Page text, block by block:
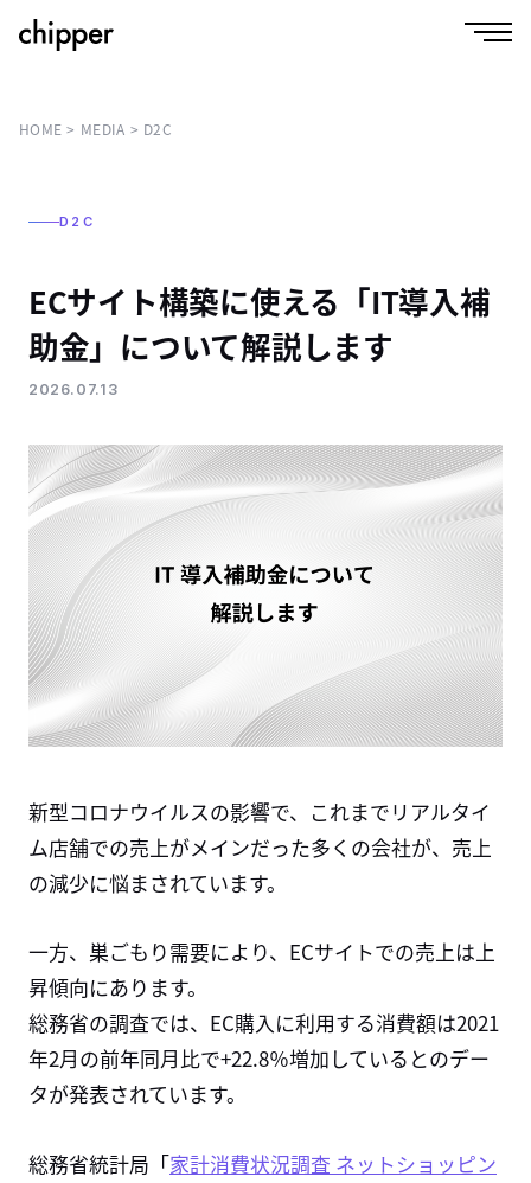
HOME MEDIA D2C
D2C
ECサイト構築に使える「IT導入補
助金」について解説します
2026.07.13
新型コロナウイルスの影響で、これまでリアルタイ
ム店舗での売上がメインだった多くの会社が、売上
の減少に悩まされています。
一方、巣ごもり需要により、ECサイトでの売上は上
昇傾向にあります。
総務省の調査では、EC購入に利用する消費額は2021
年2月の前年同月比で+22.8％増加しているとのデー
タが発表されています。
総務省統計局「家計消費状況調査 ネットショッピン